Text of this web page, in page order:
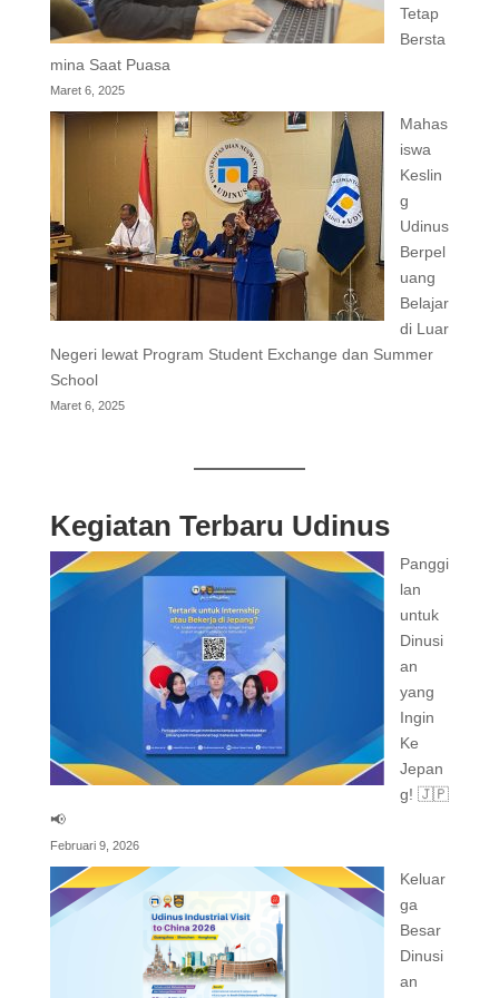
Tetap
Bersta
mina Saat Puasa
Maret 6, 2025
Mahas
iswa
Keslin
g
Udinus
Berpel
uang
Belajar
di Luar
Negeri lewat Program Student Exchange dan Summer
School
Maret 6, 2025
Kegiatan Terbaru Udinus
Panggi
lan
untuk
Dinusi
an
yang
Ingin
Ke
Jepan
g! 🇯🇵
📢
Februari 9, 2026
Keluar
ga
Besar
Dinusi
an